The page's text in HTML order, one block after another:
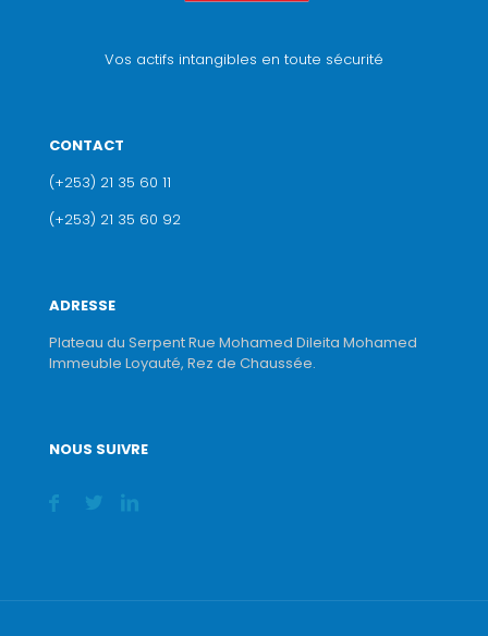
Vos actifs intangibles en toute sécurité
CONTACT
(+253) 21 35 60 11
(+253) 21 35 60 92
ADRESSE
Plateau du Serpent Rue Mohamed Dileita Mohamed
Immeuble Loyauté, Rez de Chaussée.
NOUS SUIVRE